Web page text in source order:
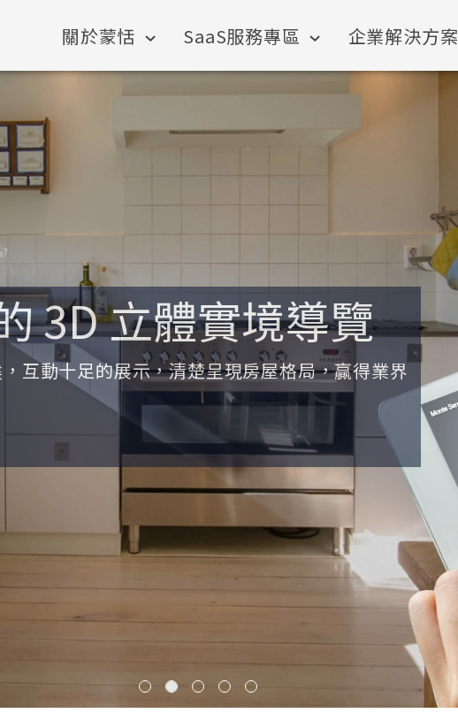
關於蒙恬 SaaS服務專區 企業解決方案
3D 立體實境導覽
互動十足的展示，清楚呈現房屋格局，贏得業界